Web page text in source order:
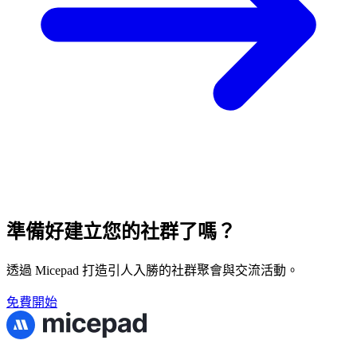
準備好建立您的社群了嗎？
透過 Micepad 打造引人入勝的社群聚會與交流活動。
免費開始